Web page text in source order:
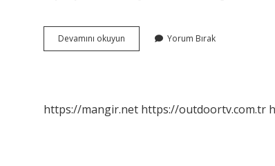
Devamını okuyun Redüktörsüz
Motor
Yorum Bırak
https://mangir.net https://outdoortv.com.tr